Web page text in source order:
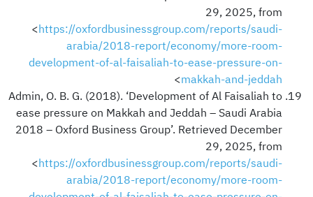
29, 2025, from
<https://oxfordbusinessgroup.com/reports/saudi-
arabia/2018-report/economy/more-room-
development-of-al-faisaliah-to-ease-pressure-on-
makkah-and-jeddah
>
Admin, O. B. G. (2018). ‘Development of Al Faisaliah to
ease pressure on Makkah and Jeddah – Saudi Arabia
2018 – Oxford Business Group’. Retrieved December
29, 2025, from
<https://oxfordbusinessgroup.com/reports/saudi-
arabia/2018-report/economy/more-room-